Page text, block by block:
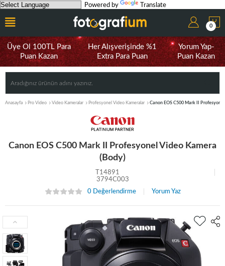
Powered by Translate
0
Üye Ol 100TL Para
Puan Kazan
Her Alışverişinde %1
Extra Para Puan
Yorum Yap-
Puan Kazan
Anasayfa Pro Video Video Kameralar Profesyonel Video Kameralar Canon EOS C500 Mark II
Canon EOS C500 Mark II Profesyonel Video Kamera
(Body)
T14891
3794C003
0 Değerlendirme
Yorum Yaz